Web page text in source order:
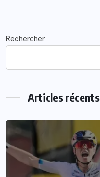
Rechercher
Articles récents